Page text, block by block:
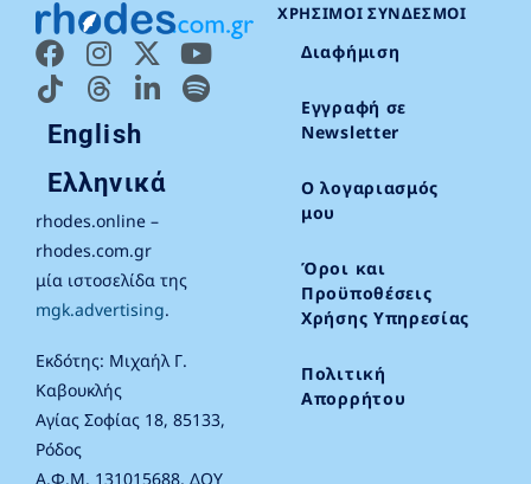
English
Ελληνικά
rhodes.online –
rhodes.com.gr
μία ιστοσελίδα της
mgk.advertising.
Εκδότης: Μιχαήλ Γ.
Καβουκλής
Αγίας Σοφίας 18, 85133,
Ρόδος
Α.Φ.Μ. 131015688, ΔΟΥ
ΧΡΉΣΙΜΟΙ ΣΎΝΔΕΣΜΟΙ
Διαφήμιση
Εγγραφή σε
Newsletter
Ο λογαριασμός
μου
Όροι και
Προϋποθέσεις
Χρήσης Υπηρεσίας
Πολιτική
Απορρήτου